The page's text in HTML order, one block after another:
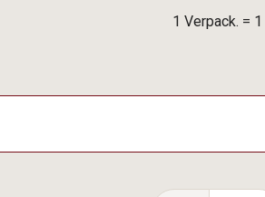
1 Verpack. =